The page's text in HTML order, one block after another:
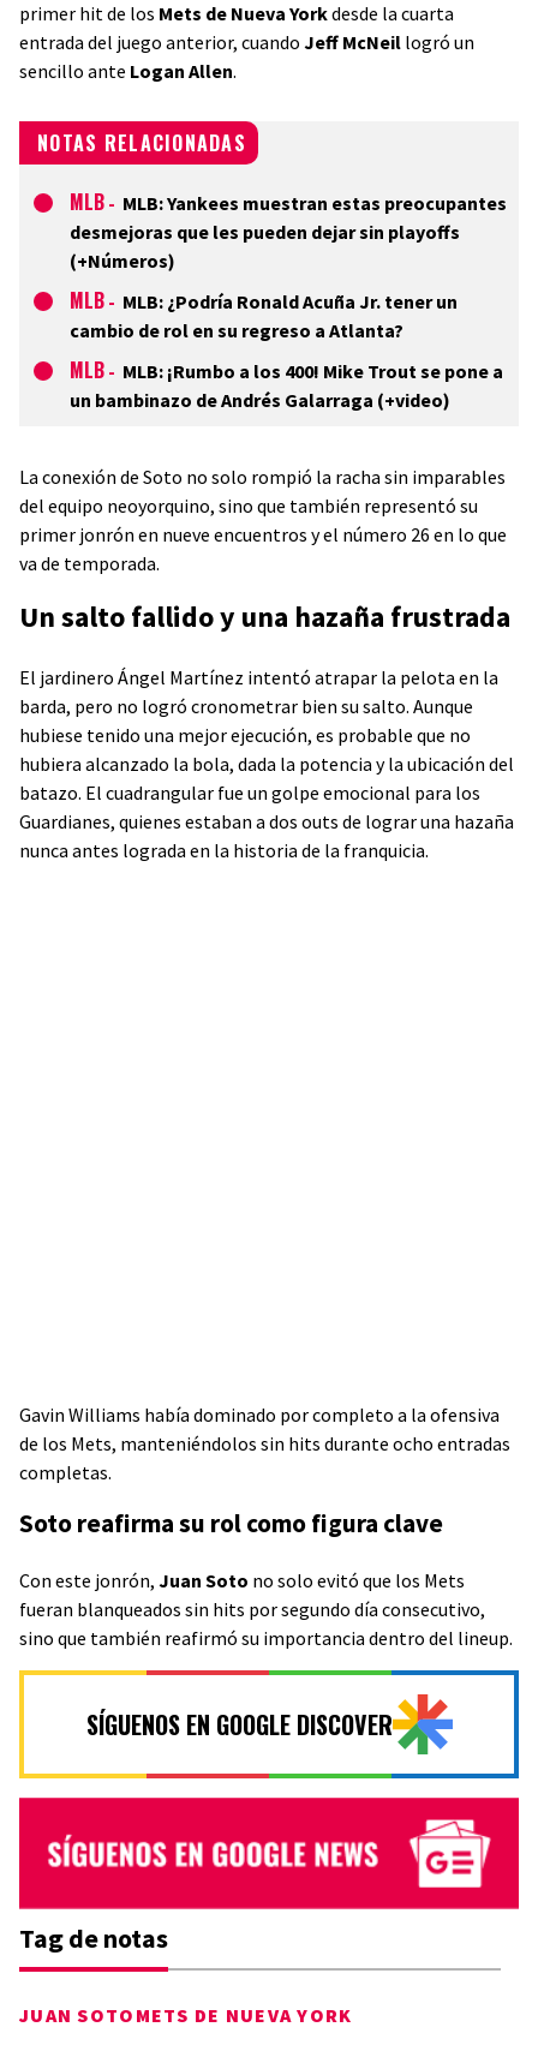
primer hit de los Mets de Nueva Yorkdesde la cuarta
entrada del juego anterior, cuando Jeff McNeil logró un
sencillo ante Logan Allen.
NOTAS RELACIONADAS
MLB - MLB: Yankees muestran estas preocupantes
desmejoras que les pueden dejar sin playoffs
(+Números)
MLB - MLB: ¿Podría Ronald Acuña Jr. tener un
cambio de rol en su regreso a Atlanta?
MLB - MLB: ¡Rumbo a los 400! Mike Trout se pone a
un bambinazo de Andrés Galarraga (+video)
La conexión de Soto no solo rompió la racha sin imparables
del equipo neoyorquino, sino que también representó su
primer jonrón en nueve encuentros y el número 26 en lo que
va de temporada.
Un salto fallido y una hazaña frustrada
El jardinero Ángel Martínez intentó atrapar la pelota en la
barda, pero no logró cronometrar bien su salto. Aunque
hubiese tenido una mejor ejecución, es probable que no
hubiera alcanzado la bola, dada la potencia y la ubicación del
batazo. El cuadrangular fue un golpe emocional para los
Guardianes, quienes estaban a dos outs de lograr una hazaña
nunca antes lograda en la historia de la franquicia.
Gavin Williams había dominado por completo a la ofensiva
de los Mets, manteniéndolos sin hits durante ocho entradas
completas.
Soto reafirma su rol como figura clave
Con este jonrón, Juan Soto no solo evitó que los Mets
fueran blanqueados sin hits por segundo día consecutivo,
sino que también reafirmó su importancia dentro del lineup.
SÍGUENOS EN GOOGLE DISCOVER
Tag de notas
JUAN SOTO METS DE NUEVA YORK